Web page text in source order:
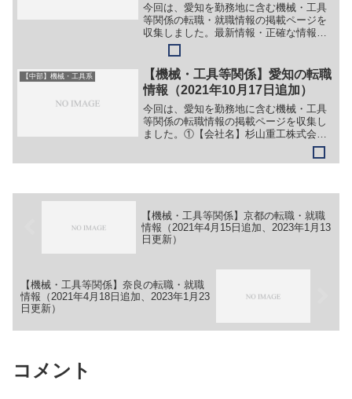
今回は、愛知を勤務地に含む機械・工具
等関係の転職・就職情報の掲載ページを
収集しました。最新情報・正確な情報は
企業サイトでご確認ください。①【会社
名】株式会社パロマ【職務】［新卒］＞
＞別企業のサイトに情報が掲載されてい
るため、詳細は省略。［キ...
【中部】機械・工具系
【機械・工具等関係】愛知の転職
情報（2021年10月17日追加）
今回は、愛知を勤務地に含む機械・工具
等関係の転職情報の掲載ページを収集し
ました。①【会社名】杉山重工株式会社
【職務】（１）営業技術（２）機械設計
（３）電気設計（４）製造【勤務地】愛
【機械・工具等関係】京都の転職・就職
情報（2021年4月15日追加、2023年1月13
日更新）
【機械・工具等関係】奈良の転職・就職
情報（2021年4月18日追加、2023年1月23
日更新）
コメント